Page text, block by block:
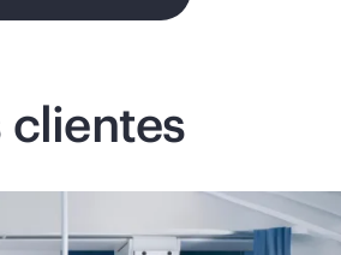
clientes